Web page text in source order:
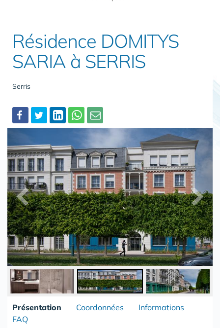
Résidence DOMITYS
SARIA à SERRIS
Serris
Partager
Présentation Coordonnées
Informations
FAQ